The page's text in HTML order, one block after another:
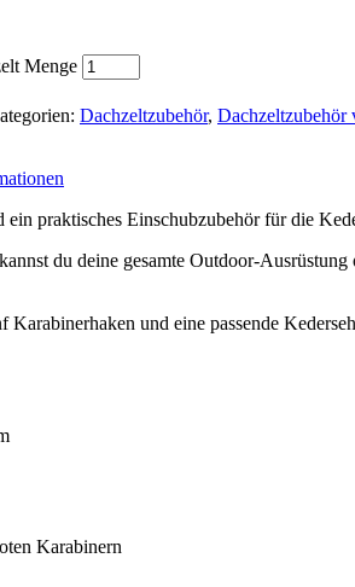
Menge
Dachzeltzubehör, Dachzeltzubehör
ein praktisches Einschubzubehör für die
du deine gesamte Outdoor-
und eine passende
Karabinern